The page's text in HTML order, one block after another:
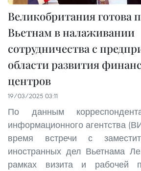
Великобритания готова
Вьетнам в налаживании
сотрудничества с
области развития
центров
19/03/2025 03:11
По данным
информационного агентства
время встречи с
иностранных дел Вьетнама
рамках визита и рабочей